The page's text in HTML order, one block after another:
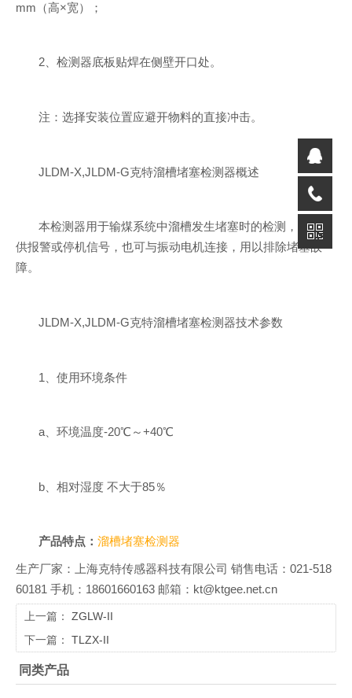
mm（高×宽）；
2、检测器底板贴焊在侧壁开口处。
注：选择安装位置应避开物料的直接冲击。
JLDM-X,JLDM-G克特溜槽堵塞检测器概述
本检测器用于输煤系统中溜槽发生堵塞时的检测，并可提
供报警或停机信号，也可与振动电机连接，用以排除堵塞故
障。
JLDM-X,JLDM-G克特溜槽堵塞检测器技术参数
1、使用环境条件
a、环境温度-20℃～+40℃
b、相对湿度 不大于85％
产品特点：溜槽堵塞检测器
生产厂家：上海克特传感器科技有限公司 销售电话：021-518
60181 手机：18601660163 邮箱：kt@ktgee.net.cn
上一篇： ZGLW-II
下一篇： TLZX-II
同类产品